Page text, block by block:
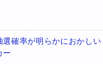
選確率が明らかにおかしい
ー